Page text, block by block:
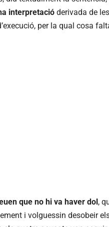
interpretació derivada de
per la qual cosa
que no hi va haver dol,
i volguessin desobeir